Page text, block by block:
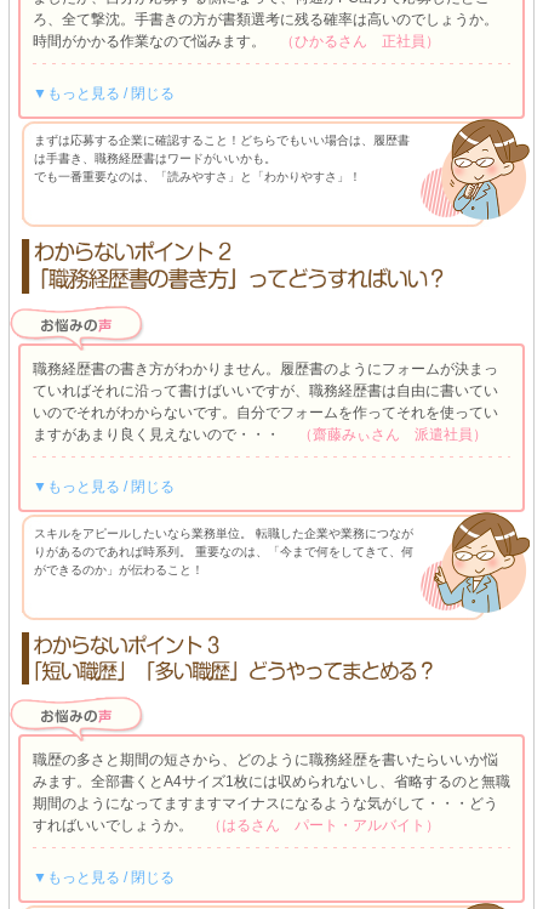
ろ、全て撃沈。手書きの方が書類選考に残る確率は高いのでしょうか。
時間がかかる作業なので悩みます。
（ひかるさん 正社員）
▼もっと見る / 閉じる
まずは応募する企業に確認すること！どちらでもいい場合は、履歴書
は手書き、職務経歴書はワードがいいかも。
でも一番重要なのは、「読みやすさ」と「わかりやすさ」！
職務経歴書の書き方がわかりません。履歴書のようにフォームが決まっ
ていればそれに沿って書けばいいですが、職務経歴書は自由に書いてい
いのでそれがわからないです。自分でフォームを作ってそれを使ってい
ますがあまり良く見えないので・・・
（齋藤みぃさん 派遣社員）
▼もっと見る / 閉じる
スキルをアピールしたいなら業務単位。 転職した企業や業務につなが
りがあるのであれば時系列。 重要なのは、「今まで何をしてきて、何
ができるのか」が伝わること！
職歴の多さと期間の短さから、どのように職務経歴を書いたらいいか悩
みます。全部書くとA4サイズ1枚には収められないし、省略するのと無職
期間のようになってますますマイナスになるような気がして・・・どう
すればいいでしょうか。
（はるさん パート・アルバイト）
▼もっと見る / 閉じる